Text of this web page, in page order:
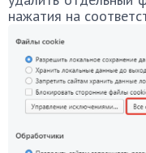
нажатия на